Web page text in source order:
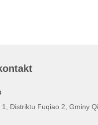
1, Distriktu Fuqiao 2, Gminy